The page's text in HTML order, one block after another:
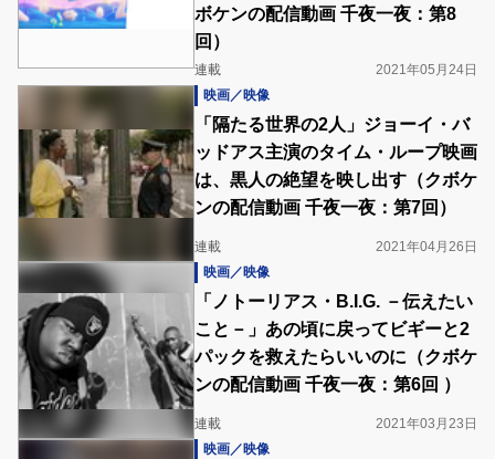
ボケンの配信動画 千夜一夜：第8
回）
連載
2021年05月24日
映画／映像
「隔たる世界の2人」ジョーイ・バ
ッドアス主演のタイム・ループ映画
は、黒人の絶望を映し出す（クボケ
ンの配信動画 千夜一夜：第7回）
連載
2021年04月26日
映画／映像
「ノトーリアス・B.I.G. －伝えたい
こと－」あの頃に戻ってビギーと2
パックを救えたらいいのに（クボケ
ンの配信動画 千夜一夜：第6回 ）
連載
2021年03月23日
映画／映像